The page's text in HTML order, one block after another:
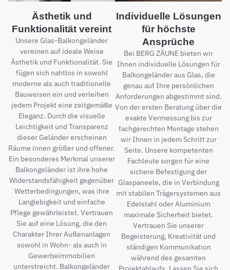
Ästhetik und
Funktionalität vereint
Unsere Glas-Balkongeländer
vereinen auf ideale Weise
Ästhetik und Funktionalität. Sie
fügen sich nahtlos in sowohl
moderne als auch traditionelle
Bauweisen ein und verleihen
jedem Projekt eine zeitgemäße
Eleganz. Durch die visuelle
Leichtigkeit und Transparenz
dieser Geländer erscheinen
Räume innen größer und offener.
Ein besonderes Merkmal unserer
Balkongeländer ist ihre hohe
Widerstandsfähigkeit gegenüber
Wetterbedingungen, was ihre
Langlebigkeit und einfache
Pflege gewährleistet. Vertrauen
Sie auf eine Lösung, die den
Charakter Ihrer Außenanlagen
sowohl in Wohn- als auch in
Gewerbeimmobilien
unterstreicht. Balkongeländer
Individuelle Lösungen
für höchste
Ansprüche
Bei BERG ZÄUNE bieten wir
Ihnen individuelle Lösungen für
Balkongeländer aus Glas, die
genau auf Ihre persönlichen
Anforderungen abgestimmt sind.
Von der ersten Beratung über die
exakte Vermessung bis zur
fachgerechten Montage stehen
wir Ihnen in jedem Schritt zur
Seite. Unsere kompetenten
Fachleute sorgen für eine
sichere Befestigung der
Glaspaneele, die in Verbindung
mit stabilen Trägersystemen aus
Edelstahl oder Aluminium
maximale Sicherheit bietet.
Vertrauen Sie unserer
Begeisterung, Kreativität und
ständigen Kommunikation
während des gesamten